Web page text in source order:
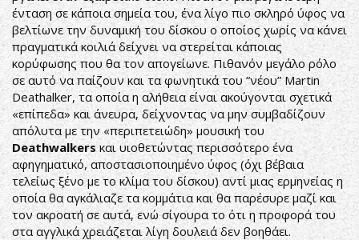
ένταση σε κάποια σημεία του, ένα λίγο πιο σκληρό ύφος να
βελτίωνε την δυναμική του δίσκου ο οποίος χωρίς να κάνει
πραγματικά κοιλιά δείχνει να στερείται κάποιας
κορύφωσης που θα τον απογείωνε. Πιθανόν μεγάλο ρόλο
σε αυτό να παίζουν και τα φωνητικά του “νέου” Martin
Deathalker, τα οποία η αλήθεια είναι ακούγονται σχετικά
«επίπεδα» και άνευρα, δείχνοντας να μην συμβαδίζουν
απόλυτα με την «περιπετειώδη» μουσική του
Deathwalkersκαι υιοθετώντας περισσότερο ένα
αφηγηματικό, αποστασιοποιημένο ύφος (όχι βέβαια
τελείως ξένο με το κλίμα του δίσκου) αντί μιας ερμηνείας η
οποία θα αγκάλιαζε τα κομμάτια και θα παρέσυρε μαζί και
τον ακροατή σε αυτά, ενώ σίγουρα το ότι η προφορά του
στα αγγλικά χρειάζεται λίγη δουλειά δεν βοηθάει.